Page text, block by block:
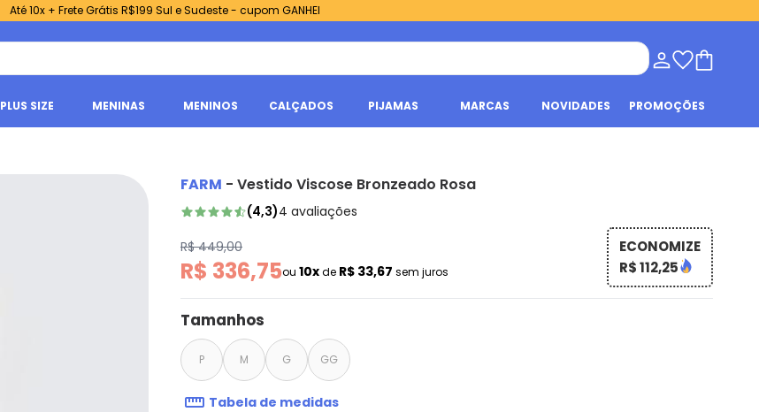
Até 10x + Frete Grátis R$199 Sul e Sudeste - cupom GANHEI
PLUS SIZE MENINAS MENINOS CALÇADOS PIJAMAS MARCAS NOVIDADES PROMOÇÕES
FARM - Vestido Viscose Bronzeado Rosa
(4,3)4 avaliações
R$ 449,00
R$ 336,75ou 10xde R$ 33,67 sem juros
ECONOMIZE
R$ 112,25
Tamanhos
P M G GG
Tabela de medidas